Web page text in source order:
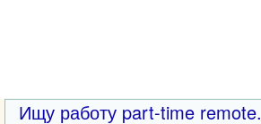
Ищу работу part-time remote.